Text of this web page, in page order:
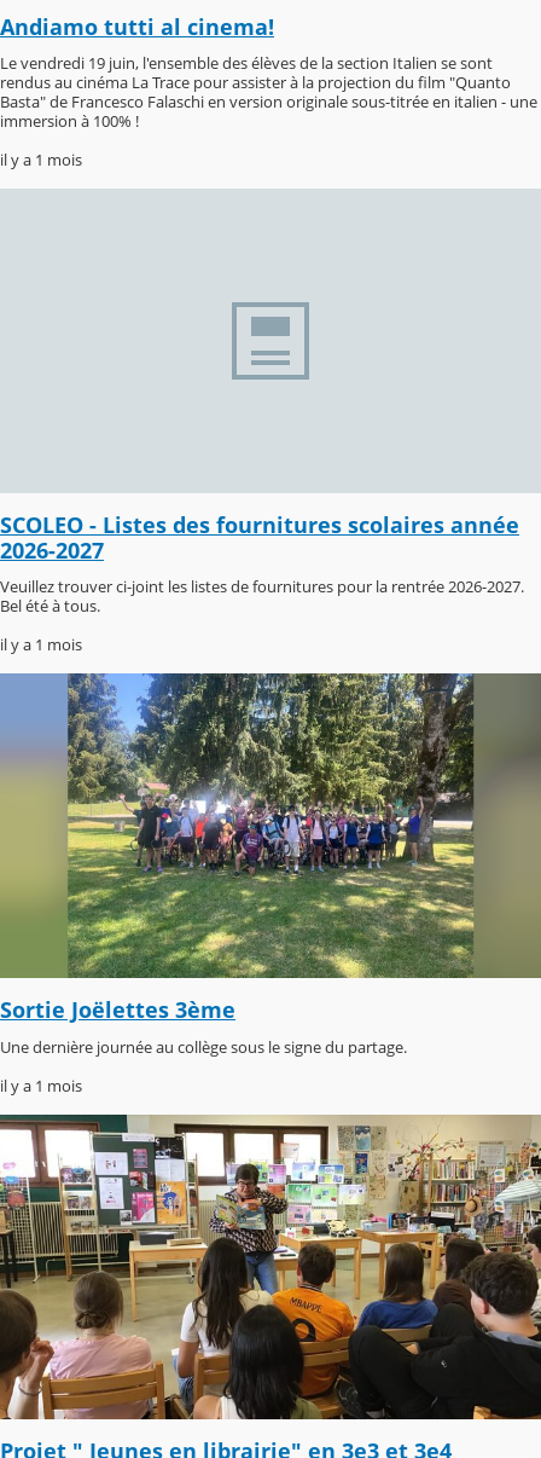
Andiamo tutti al cinema!
Le vendredi 19 juin, l'ensemble des élèves de la section Italien se sont
rendus au cinéma La Trace pour assister à la projection du film "Quanto
Basta" de Francesco Falaschi en version originale sous-titrée en italien - une
immersion à 100% !
il y a 1 mois
SCOLEO - Listes des fournitures scolaires année
2026-2027
Veuillez trouver ci-joint les listes de fournitures pour la rentrée 2026-2027.
Bel été à tous.
il y a 1 mois
Sortie Joëlettes 3ème
Une dernière journée au collège sous le signe du partage.
il y a 1 mois
Projet " Jeunes en librairie" en 3e3 et 3e4